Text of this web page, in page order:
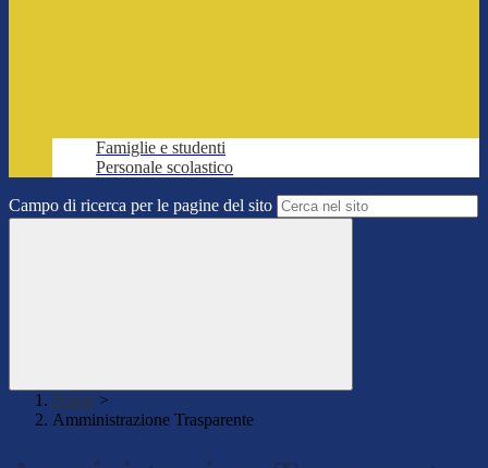
Famiglie e studenti
Personale scolastico
Campo di ricerca per le pagine del sito
Home >
Amministrazione Trasparente